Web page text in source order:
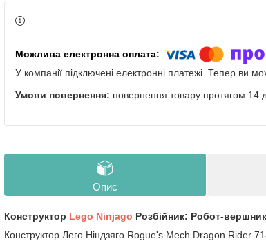
У компанії підключені електронні платежі. Тепер ви
повернення товару протягом 14
Опис
Конструктор Lego Ninjago Розбійник: Робот-
Конструктор Лего Ніндзяго Rogue's Mech Dragon Rider